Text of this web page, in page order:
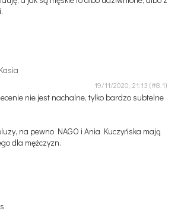
19/11/2020, 21:13
nie jest nachalne, tylko bardzo subtelne
na pewno NAGO i Ania Kuczyńska mają
dla mężczyzn.